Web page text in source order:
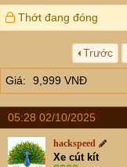
r
e
s
t
a
t
e
r
à
ử
i
Thớt đang đóng
Trước
Giá 9,999 VNĐ
05:28 02/10/2025
hackspeed
Xe cút kít